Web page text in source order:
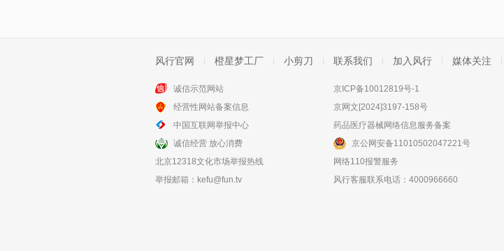
风行官网 橙星梦工厂 小剪刀 联系我们 加入风行 媒体关注
诚信示范网站
经营性网站备案信息
中国互联网举报中心
诚信经营 放心消费
北京12318文化市场举报热线
举报邮箱： kefu@fun.tv
京ICP备10012819号-1
京网文[2024]3197-158号
药品医疗器械网络信息服务备案
京公网安备11010502047221号
网络110报警服务
风行客服联系电话：4000966660